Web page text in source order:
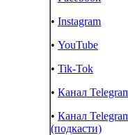
• Instagram
• YouTube
• Tik-Tok
• Канал
• Канал
(подкасти)